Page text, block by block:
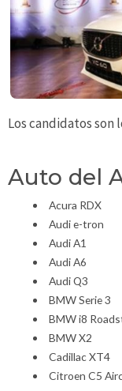
Los candidatos son
Auto del
Acura RDX
Audi e-tron
Audi A1
Audi A6
Audi Q3
BMW Serie 3
BMW i8
BMW X2
Cadillac XT4
Citroen C5